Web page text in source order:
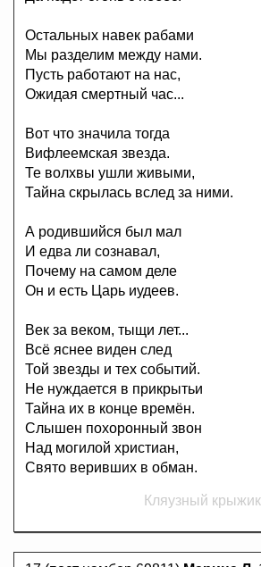
Остальных навек рабами
Мы разделим между нами.
Пусть работают на нас,
Ожидая смертный час...
Вот что значила тогда
Вифлеемская звезда.
Те волхвы ушли живыми,
Тайна скрылась вслед за ними.
А родившийся был мал
И едва ли сознавал,
Почему на самом деле
Он и есть Царь иудеев.
Век за веком, тыщи лет...
Всё яснее виден след
Той звезды и тех событий.
Не нуждается в прикрытьи
Тайна их в конце времён.
Слышен похоронный звон
Над могилой христиан,
Свято веривших в обман.
Кляузный крыжик